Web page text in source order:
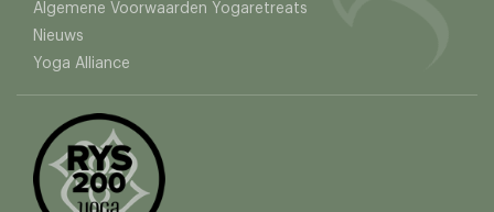
Algemene Voorwaarden Yogaretreats
Nieuws
Yoga Alliance